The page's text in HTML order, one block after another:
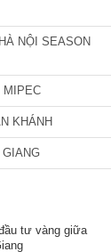
NỘI SEASON
MIPEC
KHÁNH
tư vàng giữa